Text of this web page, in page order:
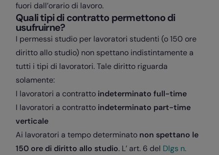
fuori dall’orario di lavoro.
Quali tipi di contratto permettono di
usufruirne?
I permessi studio per lavoratori studenti (o 150 ore
diritto allo studio) non spettano indistintamente a
tutti i tipi di lavoratori. Tale diritto riguarda
solamente:
I lavoratori a contratto indeterminato full-time
I lavoratori a contratto indeterminato part-time
verticale
Ai lavoratori a tempo determinato non spettano le
150 ore di diritto allo studio. L’ art. 6 del Dlgs n.